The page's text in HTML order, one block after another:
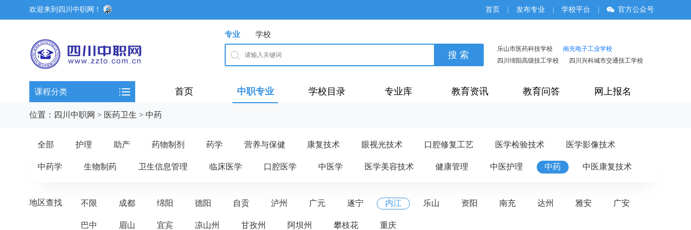
欢迎来到四川中职网！ 首页 发布专业 学校平台 官方公众号
专业 学校
乐山市医药科技学校
南充电子工业学校
四川绵阳高级技工学校
四川兴科城市交通技工学校
课程分类 首页 中职专业 学校目录 专业库 教育资讯 教育问答 网上报名
位置： 四川中职网 > 医药卫生 > 中药
全部 护理 助产 药物制剂 药学 营养与保健 康复技术 眼视光技术 口腔修复工艺 医学检验技术 医学影像技术
中药学 生物制药 卫生信息管理 临床医学 口腔医学 中医学 医学美容技术 健康管理 中医护理 中药 中医康复技术
地区查找 不限 成都 绵阳 德阳 自贡 泸州 广元 遂宁 内江 乐山 资阳 南充 达州 雅安 广安
巴中 眉山 宜宾 凉山州 甘孜州 阿坝州 攀枝花 重庆